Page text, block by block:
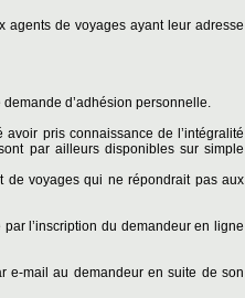
agents de voyages ayant leur adresse
d’adhésion personnelle.
pris connaissance de l’intégralité
par ailleurs disponibles sur simple
de voyages qui ne répondrait pas aux
l’inscription du demandeur en ligne
e-mail au demandeur en suite de son